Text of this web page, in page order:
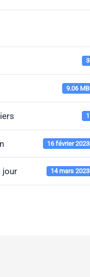
3
9.06 MB
1
16 février 2023
jour 14 mars 2023